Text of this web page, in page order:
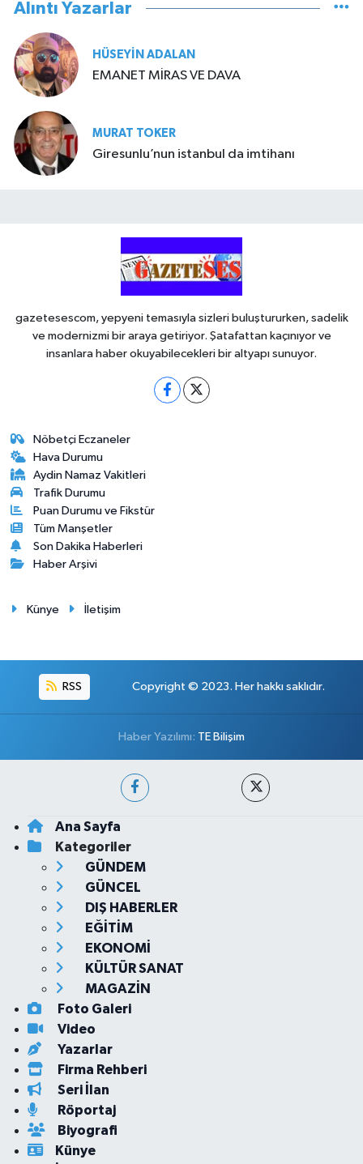
Alıntı Yazarlar
HÜSEYIN ADALAN
EMANET MİRAS VE DAVA
MURAT TOKER
Giresunlu’nun istanbul da imtihanı
gazetesescom, yepyeni temasıyla sizleri buluştururken, sadelik
ve modernizmi bir araya getiriyor. Şatafattan kaçınıyor ve
insanlara haber okuyabilecekleri bir altyapı sunuyor.
Nöbetçi Eczaneler
Hava Durumu
Aydin Namaz Vakitleri
Trafik Durumu
Puan Durumu ve Fikstür
Tüm Manşetler
Son Dakika Haberleri
Haber Arşivi
Künye İletişim
RSS Copyright © 2023. Her hakkı saklıdır.
Haber Yazılımı: TE Bilişim
Ana Sayfa
Kategoriler
GÜNDEM
GÜNCEL
DIŞ HABERLER
EĞİTİM
EKONOMİ
KÜLTÜR SANAT
MAGAZİN
Foto Galeri
Video
Yazarlar
Firma Rehberi
Seri İlan
Röportaj
Biyografi
Künye